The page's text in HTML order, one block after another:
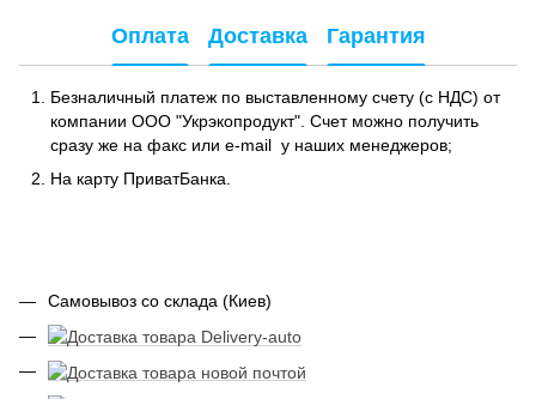
Оплата Доставка Гарантия
Безналичный платеж по выставленному счету (с НДС) от
компании ООО "Укрэкопродукт". Счет можно получить
сразу же на факс или e-mail у наших менеджеров;
На карту ПриватБанка.
Самовывоз со склада (Киев)